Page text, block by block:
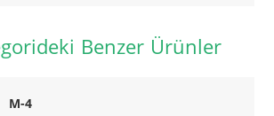
Benzer Ürünler
M-4